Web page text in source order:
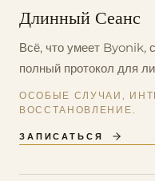
Длинный Сеанс
Всё, что умеет Byonik,
полный протокол для
ОСОБЫЕ СЛУЧАИ,
ВОССТАНОВЛЕНИЕ.
ЗАПИСАТЬСЯ